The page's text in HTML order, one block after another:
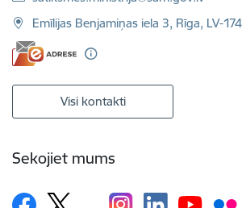
Emīlijas Benjamiņas iela 3, Rīga, LV-
Visi kontakti
Sekojiet mums